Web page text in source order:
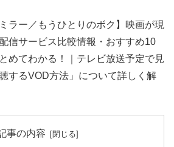
ラー／もうひとりのボク】映画が現
信サービス比較情報・おすすめ10
めてわかる！｜テレビ放送予定で見
するVOD方法」について詳しく解
事の内容